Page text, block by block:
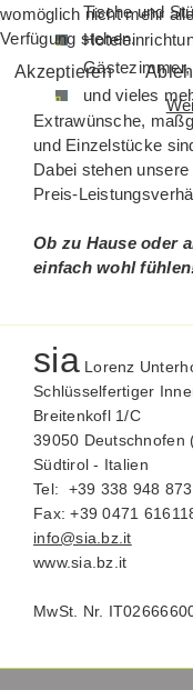
Tische und
und vieles
Extrawünsche,
und Einzelstücke
Dabei stehen
Preis-
Ob zu Hause oder
einfach wohl
siaLorenz
Schlüsselfertiger
Breitenkofl 1/C
39050 Deutschnofen
Südtirol - Italien
Tel: +39 338 948
Fax: +39 0471
info@sia.bz.it
www.sia.bz.it
MwSt. Nr.
womöglich nicht mehr
Verfügung stehen.
Akzeptieren